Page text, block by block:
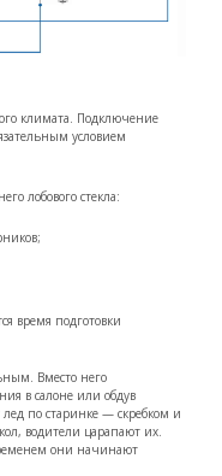
климата. Подключение
условием
лобового стекла:
время подготовки
Вместо него
в салоне или обдув
лед по старинке — скребком и
водители царапают их.
они начинают